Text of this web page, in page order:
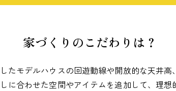
家づくりのこだわりは？
たモデルハウスの回遊動線や開放的な天井
に合わせた空間やアイテムを追加して、理